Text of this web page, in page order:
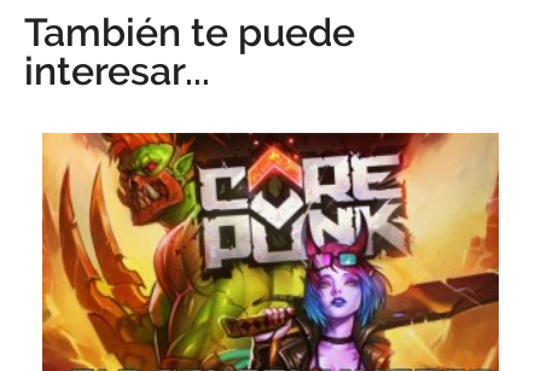
También te puede
interesar...